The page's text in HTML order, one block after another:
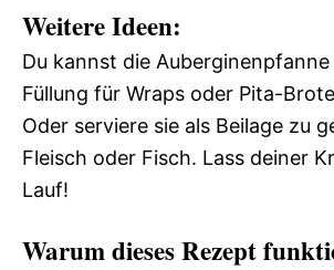
Weitere Ideen:
Du kannst die Auberginenpfanne
Füllung für Wraps oder Pita-
Oder serviere sie als Beilage zu
Fleisch oder Fisch. Lass deiner
Lauf!
Warum dieses Rezept